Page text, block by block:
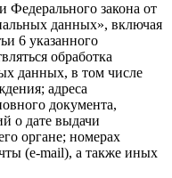
Федерального закона от
данных», включая
6 указанного
обработка
данных, в том числе
адреса
документа,
о дате выдачи
органе; номерах
(е-mail), а также иных